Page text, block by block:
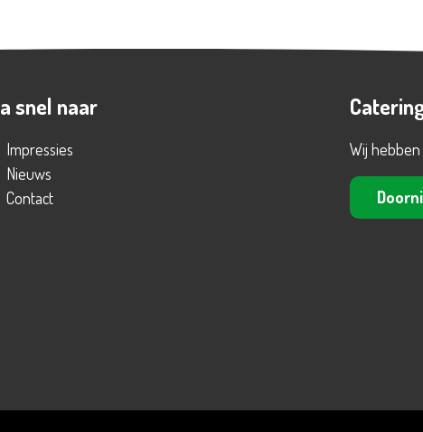
snel naar
Impressies
Nieuws
Contact
Wij